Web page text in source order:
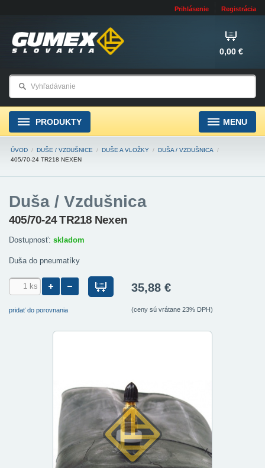
Prihlásenie Registrácia
0,00 €
PRODUKTY MENU
ÚVOD / DUŠE / VZDUŠNICE / DUŠE A VLOŽKY / DUŠA / VZDUŠNICA
/
405/70-24 TR218 NEXEN
Duša / Vzdušnica
405/70-24 TR218 Nexen
Dostupnosť: skladom
Duša do pneumatíky
pridať do porovnania
35,88 €
(ceny sú vrátane 23% DPH)